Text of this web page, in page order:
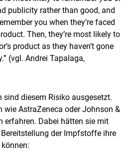
publicity rather than good, and
you when they’re faced
Then, they’re most likely to
product as they haven’t gone
(vgl. Andrei Tapalaga,
sind diesem Risiko ausgesetzt.
wie AstraZeneca oder Johnson &
erfahren. Dabei hätten sie mit
der Impfstoffe ihre